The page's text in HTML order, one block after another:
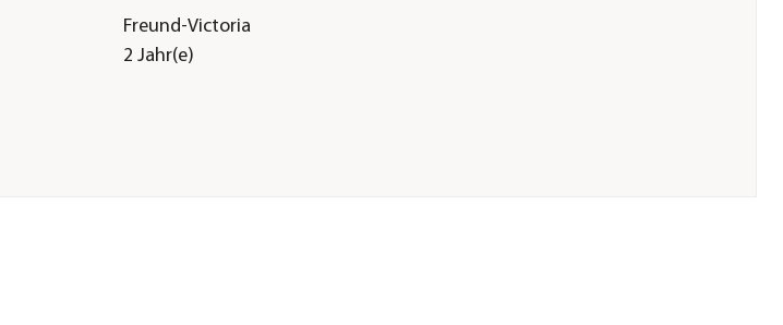
Freund-Victoria
2 Jahr(e)